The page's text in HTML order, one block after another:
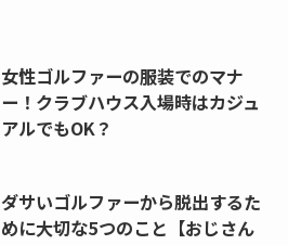
女性ゴルファーの服装でのマナ
ー！クラブハウス入場時はカジュ
アルでもOK？
ダサいゴルファーから脱出するた
めに大切な5つのこと【おじさん